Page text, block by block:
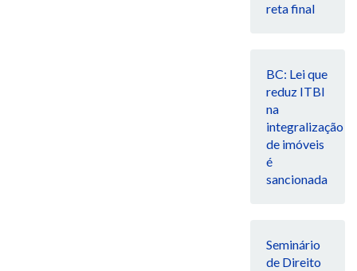
reta final
BC: Lei que
reduz ITBI
na
integralização
de imóveis
é
sancionada
Seminário
de Direito